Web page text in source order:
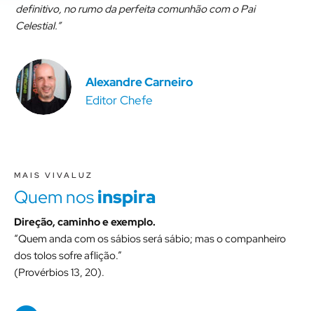
definitivo, no rumo da perfeita comunhão com o Pai
Celestial.”
Alexandre Carneiro
Editor Chefe
MAIS VIVALUZ
Quem nosinspira
Direção, caminho e exemplo.
“Quem anda com os sábios será sábio; mas o companheiro
dos tolos sofre aflição.”
(Provérbios 13, 20).